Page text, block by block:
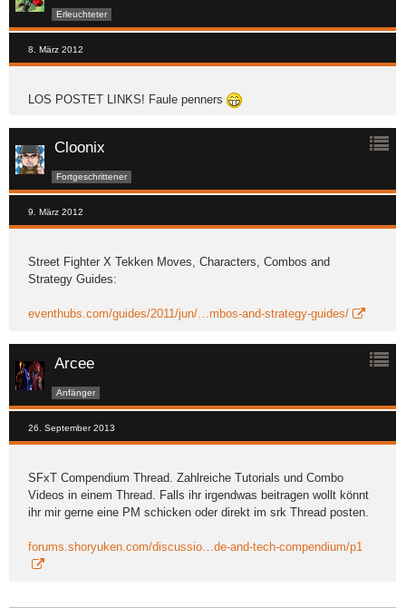
Erleuchteter
8. März 2012
LOS POSTET LINKS! Faule penners
Cloonix
Fortgeschrittener
9. März 2012
Street Fighter X Tekken Moves, Characters, Combos and
Strategy Guides:
eventhubs.com/guides/2011/jun/…mbos-and-strategy-guides/
Arcee
Anfänger
26. September 2013
SFxT Compendium Thread. Zahlreiche Tutorials und Combo
Videos in einem Thread. Falls ihr irgendwas beitragen wollt könnt
ihr mir gerne eine PM schicken oder direkt im srk Thread posten.
forums.shoryuken.com/discussio…de-and-tech-compendium/p1